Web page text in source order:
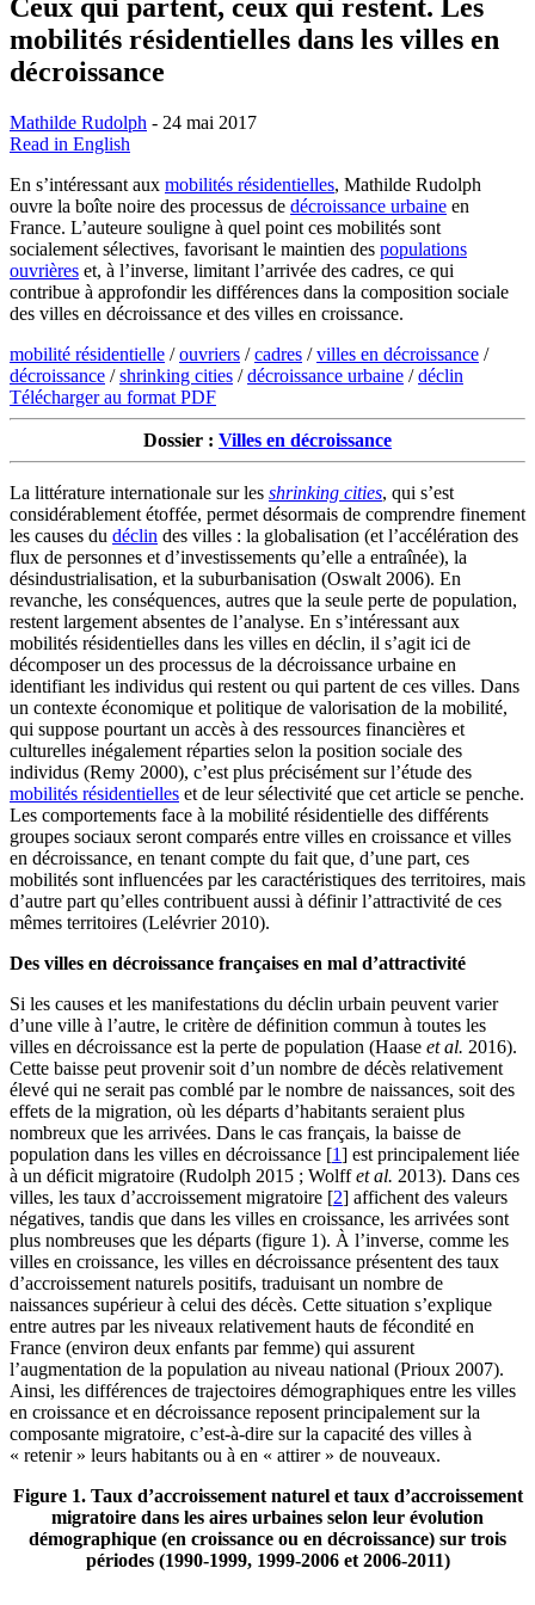
Ceux qui partent, ceux qui restent. Les
mobilités résidentielles dans les villes en
décroissance
Mathilde Rudolph - 24 mai 2017
Read in English
En s’intéressant aux mobilités résidentielles, Mathilde Rudolph
ouvre la boîte noire des processus de décroissance urbaine en
France. L’auteure souligne à quel point ces mobilités sont
socialement sélectives, favorisant le maintien des populations
ouvrières et, à l’inverse, limitant l’arrivée des cadres, ce qui
contribue à approfondir les différences dans la composition sociale
des villes en décroissance et des villes en croissance.
mobilité résidentielle /ouvriers /cadres /villes en décroissance /
décroissance /shrinking cities /décroissance urbaine /déclin
Télécharger au format PDF
Dossier : Villes en décroissance
La littérature internationale sur les shrinking cities, qui s’est
considérablement étoffée, permet désormais de comprendre finement
les causes du déclin des villes : la globalisation (et l’accélération des
flux de personnes et d’investissements qu’elle a entraînée), la
désindustrialisation, et la suburbanisation (Oswalt 2006). En
revanche, les conséquences, autres que la seule perte de population,
restent largement absentes de l’analyse. En s’intéressant aux
mobilités résidentielles dans les villes en déclin, il s’agit ici de
décomposer un des processus de la décroissance urbaine en
identifiant les individus qui restent ou qui partent de ces villes. Dans
un contexte économique et politique de valorisation de la mobilité,
qui suppose pourtant un accès à des ressources financières et
culturelles inégalement réparties selon la position sociale des
individus (Remy 2000), c’est plus précisément sur l’étude des
mobilités résidentielles et de leur sélectivité que cet article se penche.
Les comportements face à la mobilité résidentielle des différents
groupes sociaux seront comparés entre villes en croissance et villes
en décroissance, en tenant compte du fait que, d’une part, ces
mobilités sont influencées par les caractéristiques des territoires, mais
d’autre part qu’elles contribuent aussi à définir l’attractivité de ces
mêmes territoires (Lelévrier 2010).
Des villes en décroissance françaises en mal d’attractivité
Si les causes et les manifestations du déclin urbain peuvent varier
d’une ville à l’autre, le critère de définition commun à toutes les
villes en décroissance est la perte de population (Haase et al. 2016).
Cette baisse peut provenir soit d’un nombre de décès relativement
élevé qui ne serait pas comblé par le nombre de naissances, soit des
effets de la migration, où les départs d’habitants seraient plus
nombreux que les arrivées. Dans le cas français, la baisse de
population dans les villes en décroissance [1] est principalement liée
à un déficit migratoire (Rudolph 2015 ; Wolffet al. 2013). Dans ces
villes, les taux d’accroissement migratoire [2] affichent des valeurs
négatives, tandis que dans les villes en croissance, les arrivées sont
plus nombreuses que les départs (figure 1). À l’inverse, comme les
villes en croissance, les villes en décroissance présentent des taux
d’accroissement naturels positifs, traduisant un nombre de
naissances supérieur à celui des décès. Cette situation s’explique
entre autres par les niveaux relativement hauts de fécondité en
France (environ deux enfants par femme) qui assurent
l’augmentation de la population au niveau national (Prioux 2007).
Ainsi, les différences de trajectoires démographiques entre les villes
en croissance et en décroissance reposent principalement sur la
composante migratoire, c’est-à-dire sur la capacité des villes à
« retenir » leurs habitants ou à en « attirer » de nouveaux.
Figure 1. Taux d’accroissement naturel et taux d’accroissement
migratoire dans les aires urbaines selon leur évolution
démographique (en croissance ou en décroissance) sur trois
périodes (1990‑1999, 1999‑2006 et 2006‑2011)